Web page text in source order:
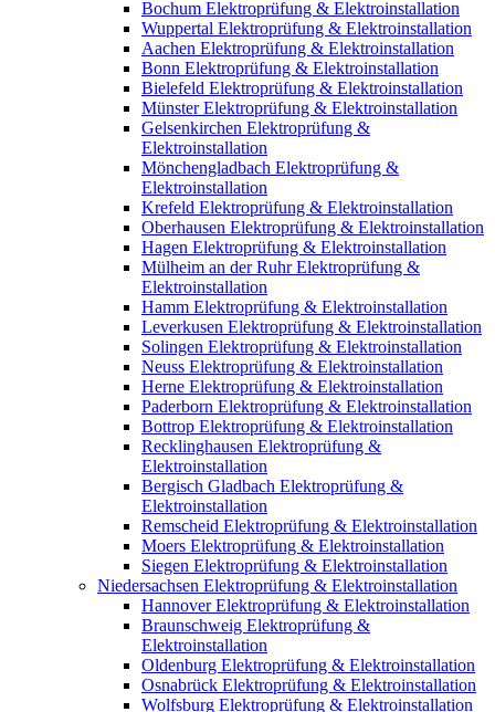
Bochum Elektroprüfung & Elektroinstallation
Wuppertal Elektroprüfung & Elektroinstallation
Aachen Elektroprüfung & Elektroinstallation
Bonn Elektroprüfung & Elektroinstallation
Bielefeld Elektroprüfung & Elektroinstallation
Münster Elektroprüfung & Elektroinstallation
Gelsenkirchen Elektroprüfung &
Elektroinstallation
Mönchengladbach Elektroprüfung &
Elektroinstallation
Krefeld Elektroprüfung & Elektroinstallation
Oberhausen Elektroprüfung & Elektroinstallation
Hagen Elektroprüfung & Elektroinstallation
Mülheim an der Ruhr Elektroprüfung &
Elektroinstallation
Hamm Elektroprüfung & Elektroinstallation
Leverkusen Elektroprüfung & Elektroinstallation
Solingen Elektroprüfung & Elektroinstallation
Neuss Elektroprüfung & Elektroinstallation
Herne Elektroprüfung & Elektroinstallation
Paderborn Elektroprüfung & Elektroinstallation
Bottrop Elektroprüfung & Elektroinstallation
Recklinghausen Elektroprüfung &
Elektroinstallation
Bergisch Gladbach Elektroprüfung &
Elektroinstallation
Remscheid Elektroprüfung & Elektroinstallation
Moers Elektroprüfung & Elektroinstallation
Siegen Elektroprüfung & Elektroinstallation
Niedersachsen Elektroprüfung & Elektroinstallation
Hannover Elektroprüfung & Elektroinstallation
Braunschweig Elektroprüfung &
Elektroinstallation
Oldenburg Elektroprüfung & Elektroinstallation
Osnabrück Elektroprüfung & Elektroinstallation
Wolfsburg Elektroprüfung & Elektroinstallation